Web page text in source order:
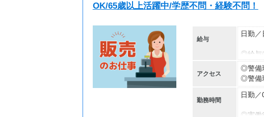
OK/65歳以上活躍中/学歴不問・経験不問！
給与
日勤
◎給与
◎日払
◎有資
◎資格
65～
アクセス
◎警備
◎警備
勤務時間
日勤
◎実働